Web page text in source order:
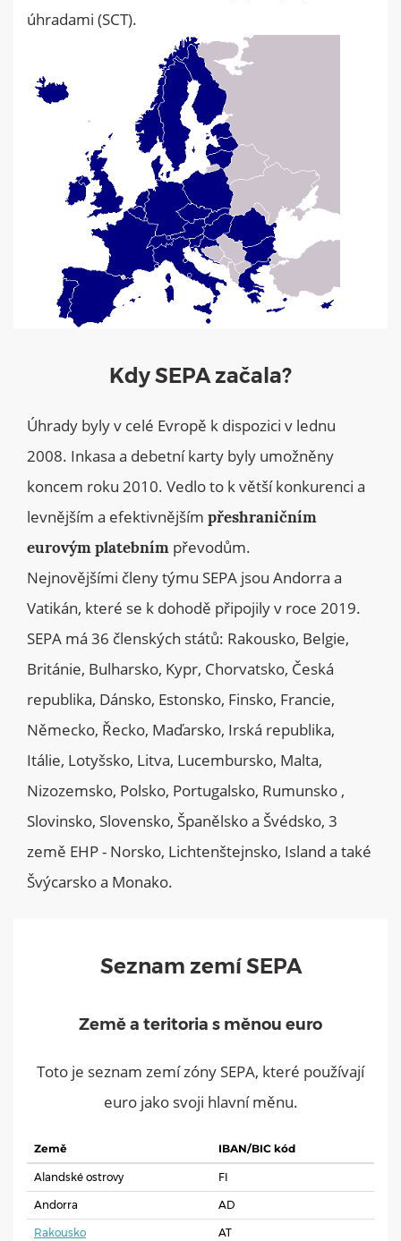
úhradami (SCT).
Kdy SEPA začala?
Úhrady byly v celé Evropě k dispozici v lednu
2008. Inkasa a debetní karty byly umožněny
koncem roku 2010. Vedlo to k větší konkurenci a
levnějším a efektivnějším přeshraničním
eurovým platebním převodům.
Nejnovějšími členy týmu SEPA jsou Andorra a
Vatikán, které se k dohodě připojily v roce 2019.
SEPA má 36 členských států: Rakousko, Belgie,
Británie, Bulharsko, Kypr, Chorvatsko, Česká
republika, Dánsko, Estonsko, Finsko, Francie,
Německo, Řecko, Maďarsko, Irská republika,
Itálie, Lotyšsko, Litva, Lucembursko, Malta,
Nizozemsko, Polsko, Portugalsko, Rumunsko ,
Slovinsko, Slovensko, Španělsko a Švédsko, 3
země EHP - Norsko, Lichtenštejnsko, Island a také
Švýcarsko a Monako.
Seznam zemí SEPA
Země a teritoria s měnou euro
Toto je seznam zemí zóny SEPA, které používají
euro jako svoji hlavní měnu.
Země IBAN/BIC kód
Alandské ostrovy FI
Andorra AD
Rakousko AT